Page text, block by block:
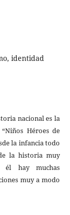
identidad
nacional es la
Héroes de
la infancia todo
la historia muy
hay muchas
muy a modo